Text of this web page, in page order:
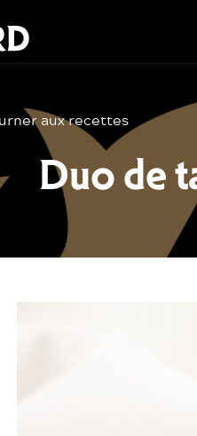
aux recettes
Duo de